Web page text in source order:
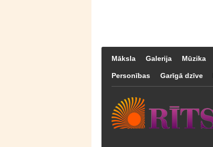
Māksla Galerija Mūzika
Personības Garīgā dzīve